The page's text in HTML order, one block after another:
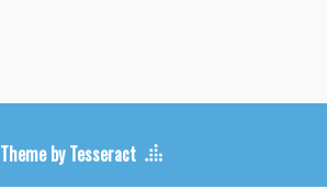
Theme by Tesseract